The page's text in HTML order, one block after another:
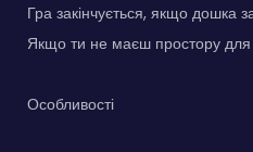
Гра закінчується, якщо дошка
Якщо ти не маєш простору для
Особливості